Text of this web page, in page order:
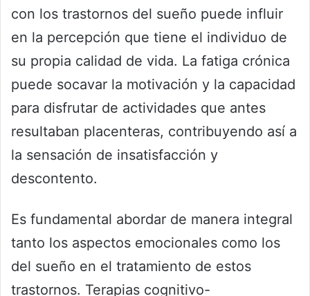
con los trastornos del sueño puede influir
en la percepción que tiene el individuo de
su propia calidad de vida. La fatiga crónica
puede socavar la motivación y la capacidad
para disfrutar de actividades que antes
resultaban placenteras, contribuyendo así a
la sensación de insatisfacción y
descontento.
Es fundamental abordar de manera integral
tanto los aspectos emocionales como los
del sueño en el tratamiento de estos
trastornos. Terapias cognitivo-